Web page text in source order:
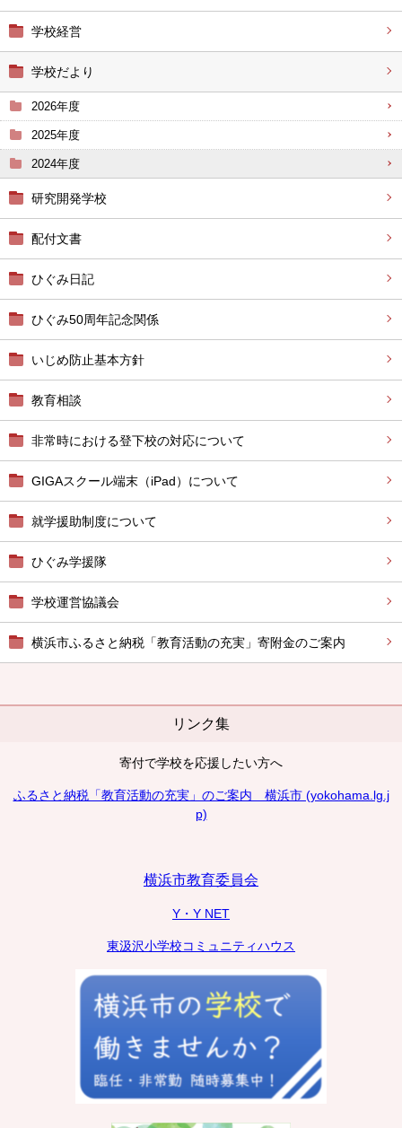
学校経営
学校だより
2026年度
2025年度
2024年度
研究開発学校
配付文書
ひぐみ日記
ひぐみ50周年記念関係
いじめ防止基本方針
教育相談
非常時における登下校の対応について
GIGAスクール端末（iPad）について
就学援助制度について
ひぐみ学援隊
学校運営協議会
横浜市ふるさと納税「教育活動の充実」寄附金のご案内
リンク集
寄付で学校を応援したい方へ
ふるさと納税「教育活動の充実」のご案内 横浜市 (yokohama.lg.j
p)
横浜市教育委員会
Y・Y NET
東汲沢小学校コミュニティハウス